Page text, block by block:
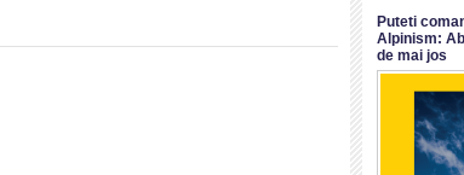
Puteti
Alpinism:
de mai jos